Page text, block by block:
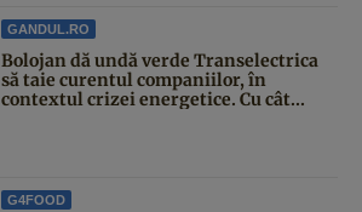
GANDUL.RO
Bolojan dă undă verde Transelectrica
să taie curentul companiilor, în
contextul crizei energetice. Cu cât...
G4FOOD